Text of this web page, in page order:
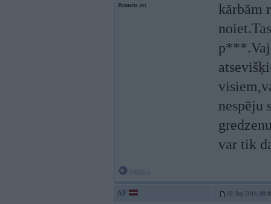
Braucu ar:
kārbām
nespēju
var tik
AF 30. Sep 2014,